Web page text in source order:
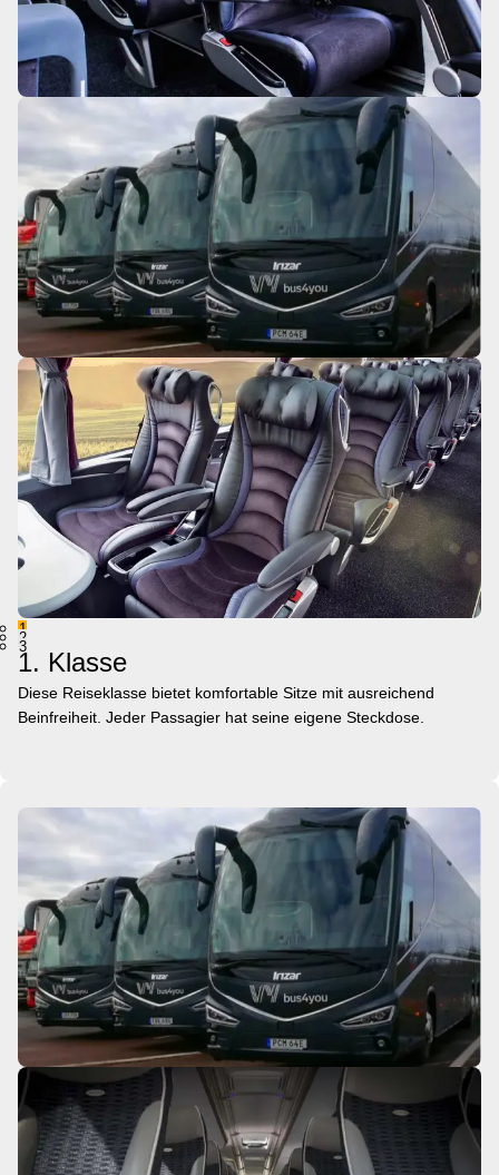
1
2
3
1. Klasse
Diese Reiseklasse bietet komfortable Sitze mit ausreichend
Beinfreiheit. Jeder Passagier hat seine eigene Steckdose.